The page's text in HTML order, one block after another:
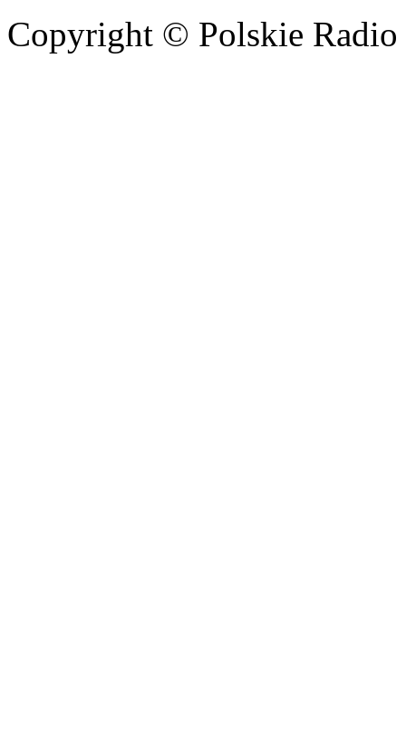
Copyright © Polskie